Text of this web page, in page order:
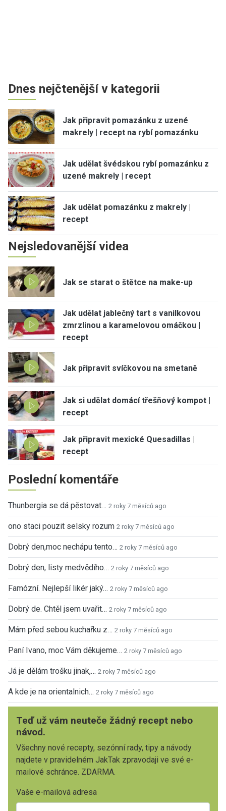
Dnes nejčtenější v kategorii
Jak připravit pomazánku z uzené
makrely | recept na rybí pomazánku
Jak udělat švédskou rybí pomazánku z
uzené makrely | recept
Jak udělat pomazánku z makrely |
recept
Nejsledovanější videa
Jak se starat o štětce na make-up
Jak udělat jablečný tart s vanilkovou
zmrzlinou a karamelovou omáčkou |
recept
Jak připravit svíčkovou na smetaně
Jak si udělat domácí třešňový kompot |
recept
Jak připravit mexické Quesadillas |
recept
Poslední komentáře
Thunbergia se dá pěstovat… 2 roky 7 měsíců ago
ono staci pouzit selsky rozum 2 roky 7 měsíců ago
Dobrý den,moc nechápu tento… 2 roky 7 měsíců ago
Dobrý den, listy medvědího… 2 roky 7 měsíců ago
Famózní. Nejlepší likér jaký… 2 roky 7 měsíců ago
Dobrý de. Chtěl jsem uvařit… 2 roky 7 měsíců ago
Mám před sebou kuchařku z… 2 roky 7 měsíců ago
Paní Ivano, moc Vám děkujeme… 2 roky 7 měsíců ago
Já je dělám trošku jinak,… 2 roky 7 měsíců ago
A kde je na orientalnich… 2 roky 7 měsíců ago
Teď už vám neuteče žádný recept nebo
návod.
Všechny nové recepty, sezónní rady, tipy a návody
najdete v pravidelném JakTak zpravodaji ve své e-
mailové schránce. ZDARMA.
Vaše e-mailová adresa